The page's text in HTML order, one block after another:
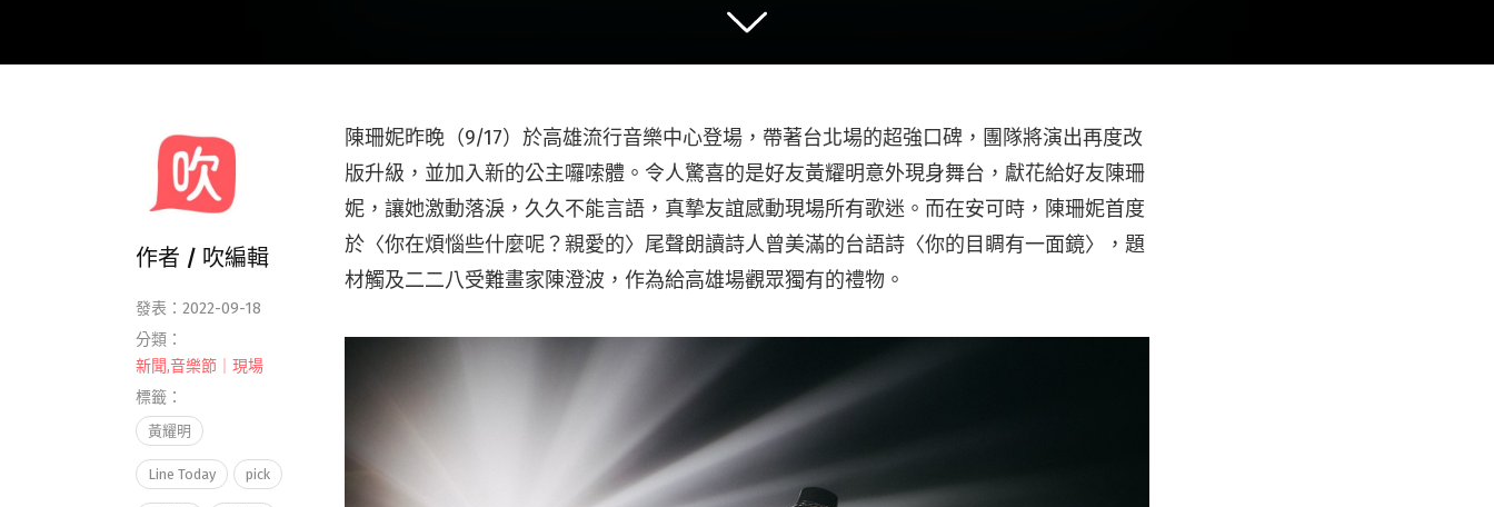
陳珊妮昨晚（9/17）於高雄流行音樂中心登場，帶著台北場的超強口碑，團隊將演出再度改
版升級，並加入新的公主囉嗦體。令人驚喜的是好友黃耀明意外現身舞台，獻花給好友陳珊
妮，讓她激動落淚，久久不能言語，真摯友誼感動現場所有歌迷。而在安可時，陳珊妮首度
於〈你在煩惱些什麼呢？親愛的〉尾聲朗讀詩人曾美滿的台語詩〈你的目睭有一面鏡〉，題
材觸及二二八受難畫家陳澄波，作為給高雄場觀眾獨有的禮物。
作者 / 吹編輯
發表：2022-09-18
分類：
新聞,音樂節｜現場
標籤：
黃耀明
Line Today pick